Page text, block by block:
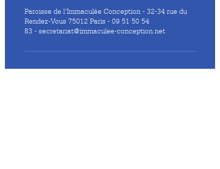
Paroisse de l'Immaculée Conception - 32-34 rue du
Rendez-Vous 75012 Paris - 09 51 50 54
83 - secretariat@immaculee-conception.net